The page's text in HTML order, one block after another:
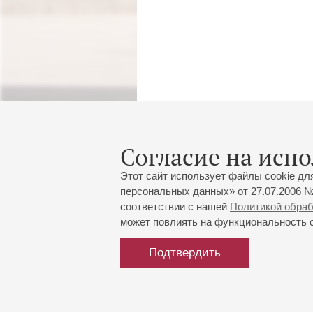
Согласие на
Этот сайт использует файлы cookie
персональных данных» от 27.07.2006
соответствии с нашей Политикой
может повлиять на функциональность
Подтвердить